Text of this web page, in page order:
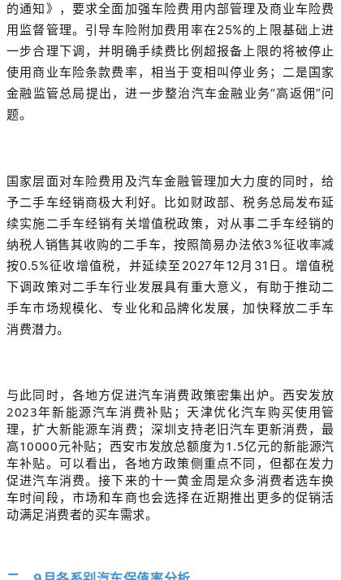
的通知》，要求全面加强车险费用内部管理及商业车险费
用监督管理。引导车险附加费用率在25%的上限基础上进
一步合理下调，并明确手续费比例超报备上限的将被停止
使用商业车险条款费率，相当于变相叫停业务；二是国家
金融监管总局提出，进一步整治汽车金融业务“高返佣”问
题。
国家层面对车险费用及汽车金融管理加大力度的同时，给
予二手车经销商极大利好。比如财政部、税务总局发布延
续实施二手车经销有关增值税政策，对从事二手车经销的
纳税人销售其收购的二手车，按照简易办法依3%征收率减
按0.5%征收增值税，并延续至2027年12月31日。增值税
下调政策对二手车行业发展具有重大意义，有助于推动二
手车市场规模化、专业化和品牌化发展，加快释放二手车
消费潜力。
与此同时，各地方促进汽车消费政策密集出炉。西安发放
2023年新能源汽车消费补贴；天津优化汽车购买使用管
理，扩大新能源车消费；深圳支持老旧汽车更新消费，最
高10000元补贴；西安市发放总额度为1.5亿元的新能源汽
车补贴。可以看出，各地方政策侧重点不同，但都在发力
促进汽车消费。接下来的十一黄金周是众多消费者选车换
车时间段，市场和车商也会选择在近期推出更多的促销活
动满足消费者的买车需求。